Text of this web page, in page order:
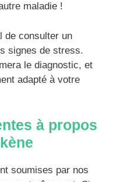
maladie !
de consulter un
signes de stress.
le diagnostic, et
adapté à votre
à propos
soumises par nos